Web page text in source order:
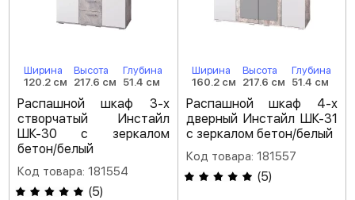
Ширина
120.2 см
Высота
217.6 см
Глубина
51.4 см
Распашной шкаф 3-х
створчатый Инстайл
ШК-30 с зеркалом
бетон/белый
Код товара: 181554
(5)
Ширина
160.2 см
Высота
217.6 см
Глубина
51.4 см
Распашной шкаф 4-х
дверный Инстайл ШК-31
с зеркалом бетон/белый
Код товара: 181557
(5)